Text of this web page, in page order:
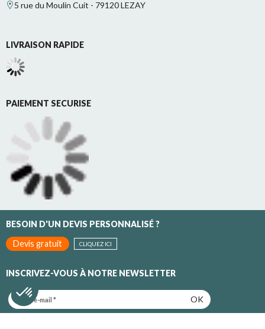
5 rue du Moulin Cuit - 79120 LEZAY
LIVRAISON RAPIDE
PAIEMENT SECURISE
BESOIN D'UN DEVIS PERSONNALISÉ ?
Devis gratuit